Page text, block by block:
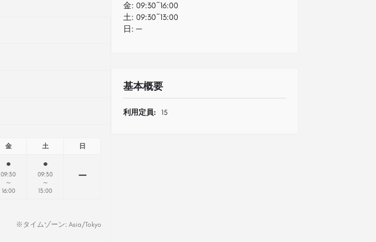
金 土 日
●
09:30
～
16:00
●
09:30
～
13:00
ー
※タイムゾーン: Asia/Tokyo
金: 09:30~16:00
土: 09:30~13:00
日: ─
基本概要
利用定員: 15